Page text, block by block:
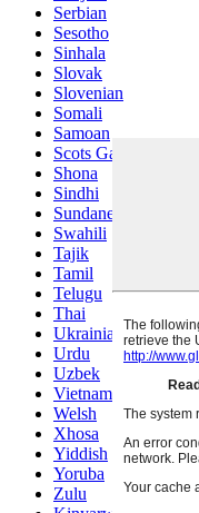
Serbian
Sesotho
Sinhala
Slovak
Slovenian
Somali
Samoan
Scots Gaelic
Shona
Sindhi
Sundanese
Swahili
Tajik
Tamil
Telugu
Thai
Ukrainian
Urdu
Uzbek
Vietnamese
Welsh
Xhosa
Yiddish
Yoruba
Zulu